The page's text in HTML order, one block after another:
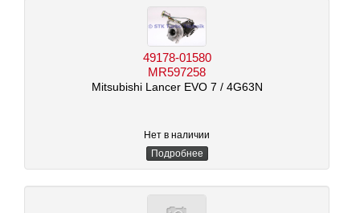
49178-01580
MR597258
Mitsubishi Lancer EVO 7 / 4G63N
Нет в наличии
Подробнее